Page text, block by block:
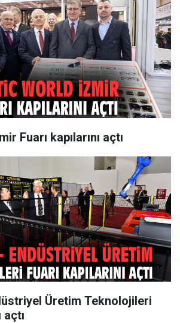
Fuarı kapılarını açtı
Üretim Teknolojileri
açtı